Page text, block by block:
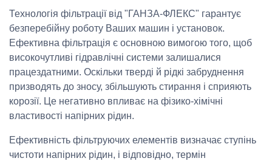
Технологія фільтрації від "ГАНЗА-ФЛЕКС" гарантує
безперебійну роботу Ваших машин і установок.
Ефективна фільтрація є основною вимогою того, щоб
високочутливі гідравлічні системи залишалися
працездатними. Оскільки тверді й рідкі забруднення
призводять до зносу, збільшують стирання і сприяють
корозії. Це негативно впливає на фізико-хімічні
властивості напірних рідин.
Ефективність фільтруючих елементів визначає ступінь
чистоти напірних рідин, і відповідно, термін